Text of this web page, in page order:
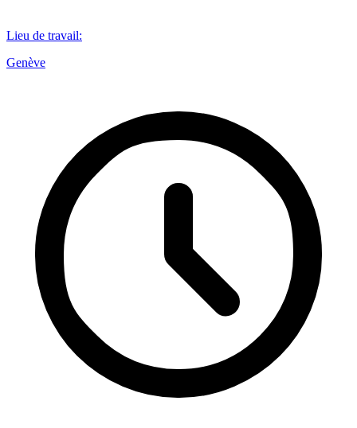
Lieu de travail:
Genève